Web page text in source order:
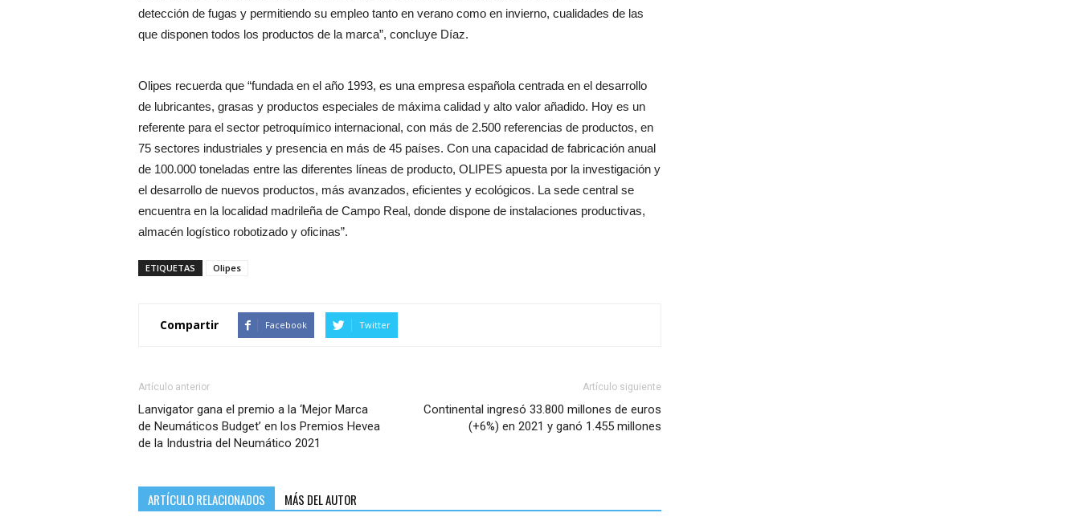
detección de fugas y permitiendo su empleo tanto en verano como en invierno, cualidades de las
que disponen todos los productos de la marca”, concluye Díaz.
Olipes recuerda que “fundada en el año 1993, es una empresa española centrada en el desarrollo
de lubricantes, grasas y productos especiales de máxima calidad y alto valor añadido. Hoy es un
referente para el sector petroquímico internacional, con más de 2.500 referencias de productos, en
75 sectores industriales y presencia en más de 45 países. Con una capacidad de fabricación anual
de 100.000 toneladas entre las diferentes líneas de producto, OLIPES apuesta por la investigación y
el desarrollo de nuevos productos, más avanzados, eficientes y ecológicos. La sede central se
encuentra en la localidad madrileña de Campo Real, donde dispone de instalaciones productivas,
almacén logístico robotizado y oficinas”.
ETIQUETAS Olipes
Compartir Facebook Twitter
Artículo anterior
Lanvigator gana el premio a la ‘Mejor Marca
de Neumáticos Budget’ en los Premios Hevea
de la Industria del Neumático 2021
Artículo siguiente
Continental ingresó 33.800 millones de euros
(+6%) en 2021 y ganó 1.455 millones
ARTÍCULO RELACIONADOS MÁS DEL AUTOR